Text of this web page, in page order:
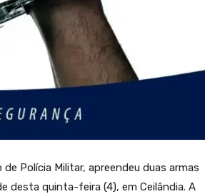
Polícia Militar, apreendeu duas armas
desta quinta-feira (4), em Ceilândia. A